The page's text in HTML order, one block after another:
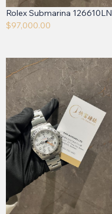
Rolex Submarina 126610LN
$97,000.00